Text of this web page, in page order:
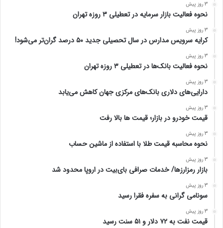
3 روز پیش
نحوه فعالیت بازار سرمایه در تعطیلی ۳ روزه تهران
3 روز پیش
کرایه سرویس مدارس در سال تحصیلی جدید ۵۰ درصد گران‌تر می‌شود!
3 روز پیش
نحوه فعالیت بانک‌ها در تعطیلی ۳ روزه تهران
3 روز پیش
دارایی‌های دلاری بانک‌های مرکزی جهان کاهش می‌یابد
3 روز پیش
قیمت خودرو در بازار؛ قیمت ها بالا رفت
3 روز پیش
نحوه محاسبه قیمت طلا با استفاده از ماشین حساب
3 روز پیش
بازار رمزارزها/ خدمات صرافی بای‌بیت در اروپا محدود شد
3 روز پیش
سونامی گرانی به سفره فقرا رسید
3 روز پیش
قیمت نفت به ۷۲ دلار و ۵۱ سنت رسید